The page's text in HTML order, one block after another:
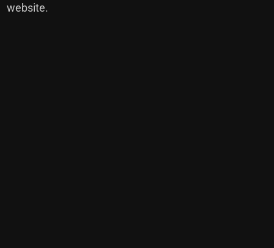
website.